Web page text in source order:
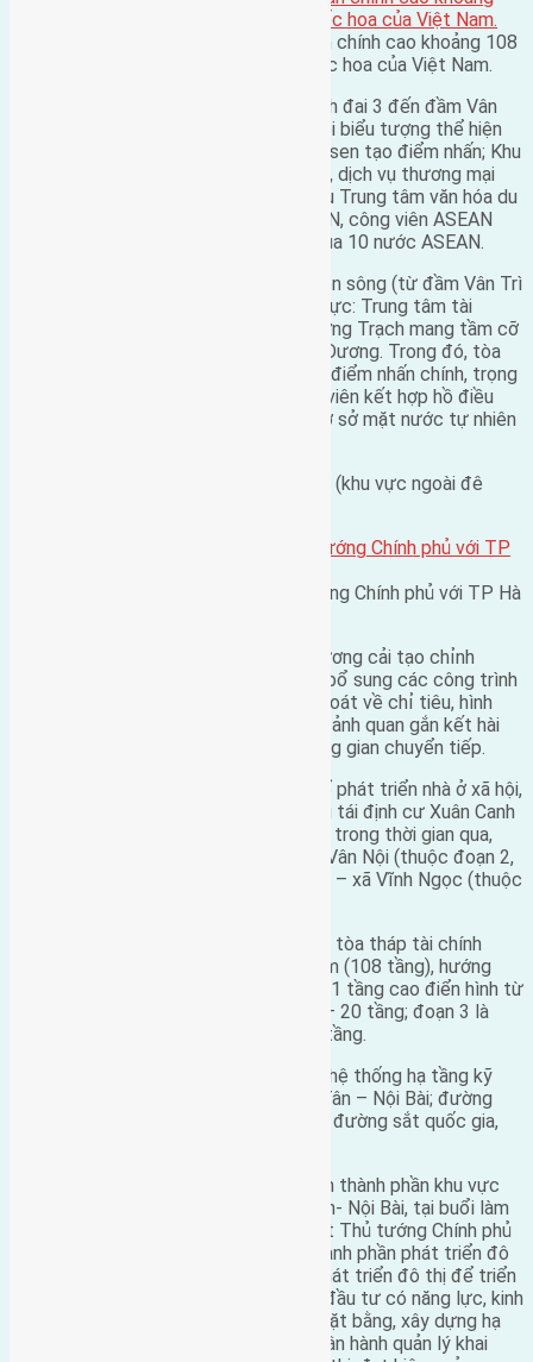
Tháp Tài chính trung tâm là điểm nhấn chính cao khoảng 108
tầng với biểu tượng hoa sen là quốc hoa của Việt Nam.
Đoạn 2 là đô thị ASEAN (từ đường vành đai 3 đến đầm Vân
Trì) bao gồm các khu vực: Tòa tháp đôi biểu tượng thể hiện
cho cửa ngõ đô thị với hình tượng búp sen tạo điểm nhấn; Khu
Trung tâm hội trợ triển lãm thương mại, dịch vụ thương mại
Nam ga Bắc Hồng (quy mô 30,5ha); Khu Trung tâm văn hóa du
lịch dịch vụ ASEAN, làng văn hóa ASEAN, công viên ASEAN
(35ha): tiêu biểu cho văn hóa, lịch sử của 10 nước ASEAN.
Đoạn 3 là đô thị biểu tượng – đô thị bên sông (từ đầm Vân Trì
đến đê sông Hồng) bao gồm các khu vực: Trung tâm tài
chính, thương mại dịch vụ dịch vụ Phương Trạch mang tầm cỡ
quốc tế và khu vực Châu Á- Thái Bình Dương. Trong đó, tòa
Tháp tài chính cao khoảng 108 tầng là điểm nhấn chính, trọng
tâm của khu vực. Tiếp đó là khu Công viên kết hợp hồ điều
hòa Hải Bối; Công viên cây xanh trên cơ sở mặt nước tự nhiên
Đoạn 4 là đô thị sinh thái – đô thị nước (khu vực ngoài đê
Quang cảnh buổi làm việc của Thủ tướng Chính phủ với TP Hà
Với khu vực dân cư hiện có, TP chủ trương cải tạo chỉnh
trang, mở rộng tuyến đường ngõ xóm, bổ sung các công trình
hạ tầng kỹ thuật, hạ tầng xã hội; kiểm soát về chỉ tiêu, hình
thức kiến trúc và tổ chức không gian cảnh quan gắn kết hài
hòa với khu vực xây mới bằng các không gian chuyển tiếp.
TP cũng dự kiến dành khoảng 40 ha để phát triển nhà ở xã hội,
nhà ở tái định cư. Trong đó, ngoài 2 khu tái định cư Xuân Canh
(10ha) và Vĩnh Ngọc (6ha) đã triển khai trong thời gian qua,
phát triển 2 khu tại thôn Viên Nội – xã Vân Nội (thuộc đoạn 2,
– xã Vĩnh Ngọc (thuộc
Chiều cao dọc tuyến được tổ chức lấy tòa tháp tài chính
Phương Trạch làm điểm nhấn trọng tâm (108 tầng), hướng
thấp dần về phía sân bay. Cụ thể, đoạn 1 tầng cao điển hình từ
3-7 tầng; đoạn 2 tầng cao điển hình 9 – 20 tầng; đoạn 3 là
tháp tài chính với tầng cao tối đa 108 tầng.
Khu vực triển khai đồ án quy hoạch có hệ thống hạ tầng kỹ
thuật hiện đại như tuyến đường Nhật Tân – Nội Bài; đường
vành đai 3; đường 5 kéo dài; Các tuyến đường sắt quốc gia,
Về cơ chế chính sách đầu tư các dự án thành phần khu vực
phát triển đô thị 2 bên đường Nhật Tân- Nội Bài, tại buổi làm
việc, Chủ tịch UBND TP Hà Nội đề xuất Thủ tướng Chính phủ
chấp thuận phân chia thành 8 dự án thành phần phát triển đô
thị và thành lập Ban quản lý Khu vực phát triển đô thị để triển
khai thực hiện; cho phép lựa chọn nhà đầu tư có năng lực, kinh
nghiệm, khả năng ứng vốn giải phóng mặt bằng, xây dựng hạ
tầng khung, có năng lực xây dựng và vận hành quản lý khai